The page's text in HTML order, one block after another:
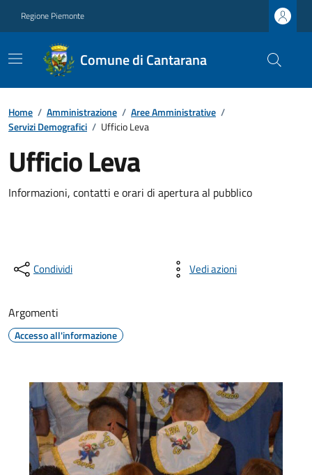
Regione Piemonte
Comune di Cantarana
Home / Amministrazione / Aree Amministrative /
Servizi Demografici / Ufficio Leva
Ufficio Leva
Informazioni, contatti e orari di apertura al pubblico
Condividi Vedi azioni
Argomenti
Accesso all'informazione